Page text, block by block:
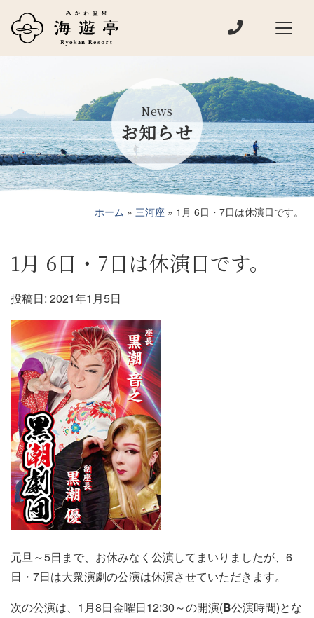
メインナビゲーション 電話でお問い
News
お知らせ
ホーム » 三河座 » 1月 6日・7日は休演日です。
1月 6日・7日は休演日です。
投稿日: 2021年1月5日
元旦～5日まで、お休みなく公演してまいりましたが、6
日・7日は大衆演劇の公演は休演させていただきます。
次の公演は、1月8日金曜日12:30～の開演(B公演時間)とな